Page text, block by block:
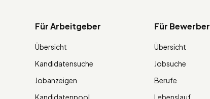
Für Arbeitgeber
Übersicht
Kandidatensuche
Jobanzeigen
Kandidatenpool
Für Bewerber
Übersicht
Jobsuche
Berufe
Lebenslauf